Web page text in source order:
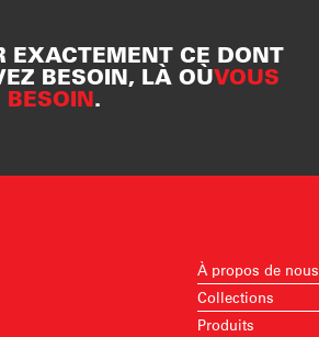
EXACTEMENT CE DONT
BESOIN, LÀ OÙVOUS
BESOIN.
À propos de nous
Collections
Produits